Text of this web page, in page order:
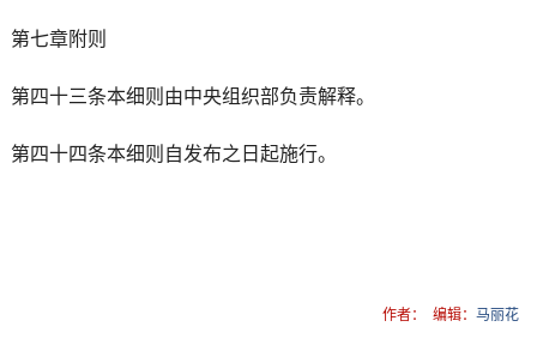
第七章附则
第四十三条本细则由中央组织部负责解释。
第四十四条本细则自发布之日起施行。
作者： 编辑：马丽花